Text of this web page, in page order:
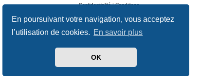
En poursuivant votre navigation, vous acceptez
l’utilisation de cookies. En savoir plus
OK
Confidentialité|Conditions